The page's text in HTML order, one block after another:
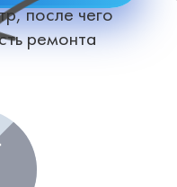
после чего
ремонта